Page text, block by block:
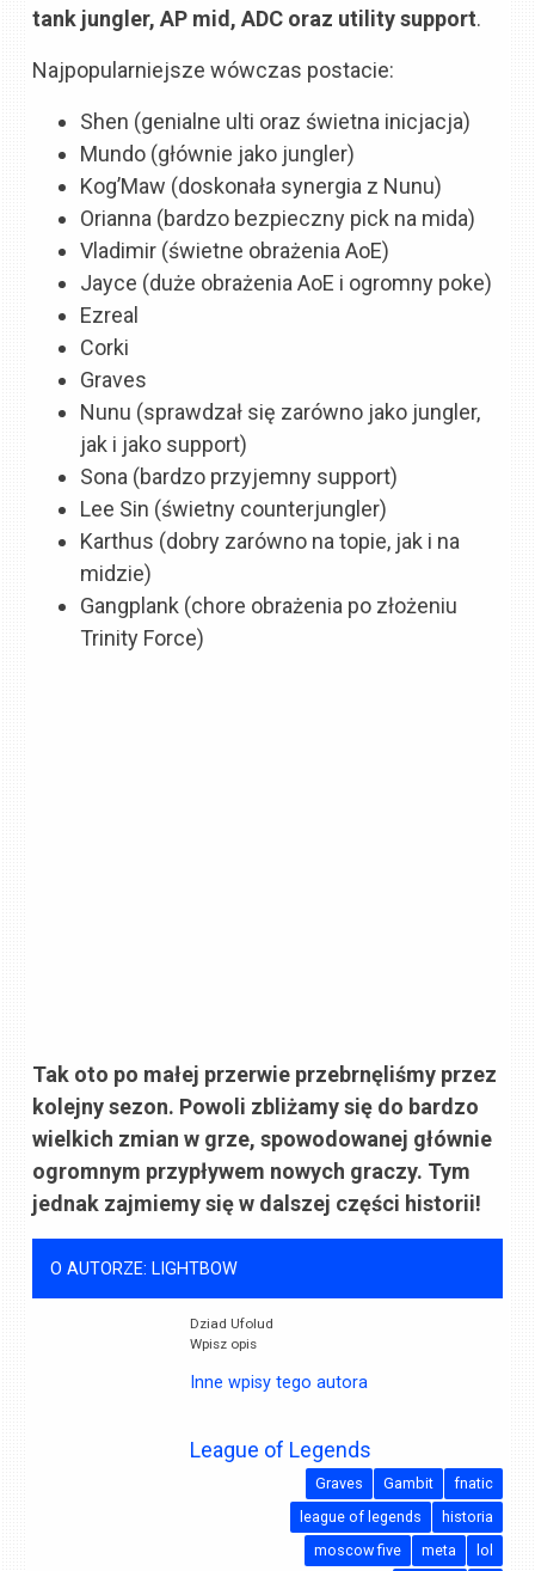
tank jungler, AP mid, ADC oraz utility support.
Najpopularniejsze wówczas postacie:
Shen (genialne ulti oraz świetna inicjacja)
Mundo (głównie jako jungler)
Kog’Maw (doskonała synergia z Nunu)
Orianna (bardzo bezpieczny pick na mida)
Vladimir (świetne obrażenia AoE)
Jayce (duże obrażenia AoE i ogromny poke)
Ezreal
Corki
Graves
Nunu (sprawdzał się zarówno jako jungler,
jak i jako support)
Sona (bardzo przyjemny support)
Lee Sin (świetny counterjungler)
Karthus (dobry zarówno na topie, jak i na
midzie)
Gangplank (chore obrażenia po złożeniu
Trinity Force)
Tak oto po małej przerwie przebrnęliśmy przez
kolejny sezon. Powoli zbliżamy się do bardzo
wielkich zmian w grze, spowodowanej głównie
ogromnym przypływem nowych graczy. Tym
jednak zajmiemy się w dalszej części historii!
O AUTORZE: LIGHTBOW
Dziad Ufolud
Wpisz opis
Inne wpisy tego autora
League of Legends
fnatic
Gambit
Graves
historia
league of legends
lol
meta
moscow five